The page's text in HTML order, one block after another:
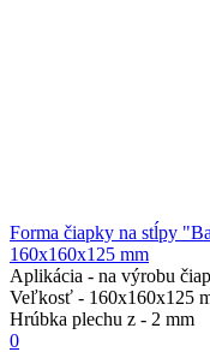
Forma čiapky na stĺpy
160x160x125 mm
Aplikácia - na výrobu
Veľkosť - 160x160x125
Hrúbka plechu z - 2 mm
0